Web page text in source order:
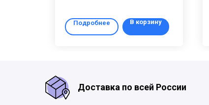
Подробнее В корзину
Доставка по всей России